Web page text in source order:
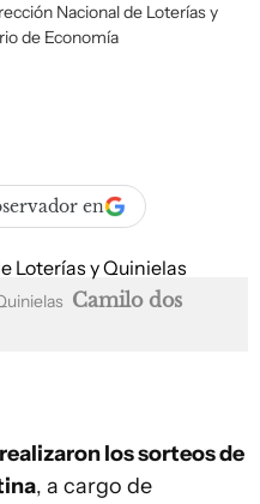
Nacional de Loterías y
de Economía
en
Camilo dos
los sorteos de
, a cargo de